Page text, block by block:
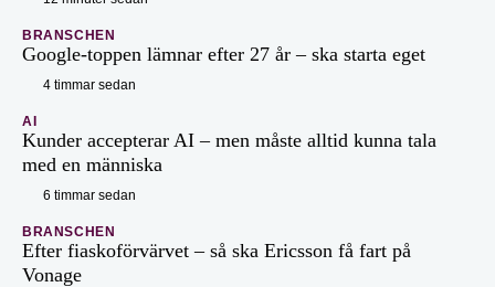
BRANSCHEN
Google-toppen lämnar efter 27 år – ska starta eget
4 timmar sedan
AI
Kunder accepterar AI – men måste alltid kunna tala
med en människa
6 timmar sedan
BRANSCHEN
Efter fiaskoförvärvet – så ska Ericsson få fart på
Vonage